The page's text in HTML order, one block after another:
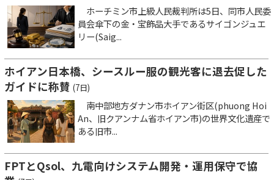
ホーチミン市上級人民裁判所は5日、同市人民委
員会傘下の金・宝飾品大手であるサイゴンジュエ
リー(Saig...
ホイアン日本橋、シースルー服の観光客に退去促した
ガイドに称賛 (7日)
南中部地方ダナン市ホイアン街区(phuong Hoi
An、旧クアンナム省ホイアン市)の世界文化遺産で
ある旧市...
FPTとQsol、九電向けシステム開発・運用保守で協